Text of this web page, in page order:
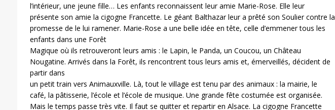
l’intérieur, une jeune fille… Les enfants reconnaissent leur amie Marie-Rose. Elle leur
présente son amie la cigogne Francette. Le géant Balthazar leur a prêté son Soulier contre la
promesse de le lui ramener. Marie-Rose a une belle idée en tête, celle d’emmener tous les
enfants dans une Forêt
Magique où ils retrouveront leurs amis : le Lapin, le Panda, un Coucou, un Château
Nougatine. Arrivés dans la Forêt, ils rencontrent tous leurs amis et, émerveillés, décident de
partir dans
un petit train vers Animauxville. Là, tout le village est tenu par des animaux : la mairie, le
café, la pâtisserie, l’école et l’école de musique. Une grande fête costumée est organisée.
Mais le temps passe très vite. Il faut se quitter et repartir en Alsace. La cigogne Francette